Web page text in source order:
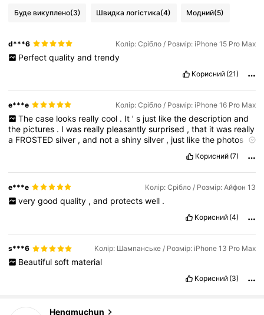
Буде викуплено(3) Швидка логістика(4) Модний(5)
d***6 Колір: Срібло / Розмір: iPhone 15 Pro Max
Perfect quality and trendy
Корисний (21)
e***e Колір: Срібло / Розмір: iPhone 16 Pro Max
The case looks really cool . It ’ s just like the description and
the pictures . Iwas really pleasantlysurprised ,that itwas really
a FROSTEDsilver ,and notashinysilver , just likethe photos
Корисний (7)
e***e Колір: Срібло / Розмір: Айфон 13
very good quality , and protects well .
Корисний (4)
s***6 Колір: Шампанське / Розмір: iPhone 13 Pro Max
Beautiful soft material
Корисний (3)
Hengmuchun